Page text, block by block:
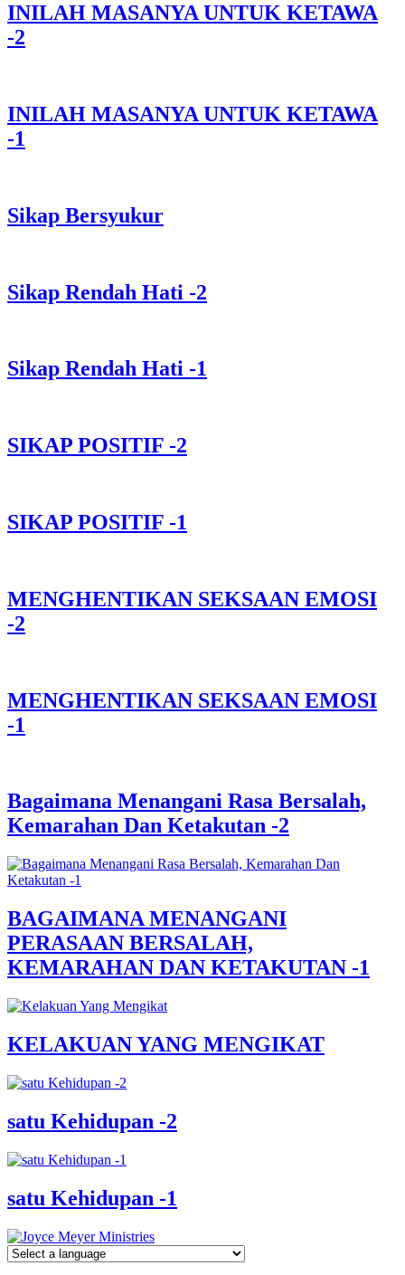
INILAH MASANYA UNTUK KETAWA
-2
INILAH MASANYA UNTUK KETAWA
-1
Sikap Bersyukur
Sikap Rendah Hati -2
Sikap Rendah Hati -1
SIKAP POSITIF -2
SIKAP POSITIF -1
MENGHENTIKAN SEKSAAN EMOSI
-2
MENGHENTIKAN SEKSAAN EMOSI
-1
Bagaimana Menangani Rasa Bersalah,
Kemarahan Dan Ketakutan -2
BAGAIMANA MENANGANI
PERASAAN BERSALAH,
KEMARAHAN DAN KETAKUTAN -1
KELAKUAN YANG MENGIKAT
satu Kehidupan -2
satu Kehidupan -1